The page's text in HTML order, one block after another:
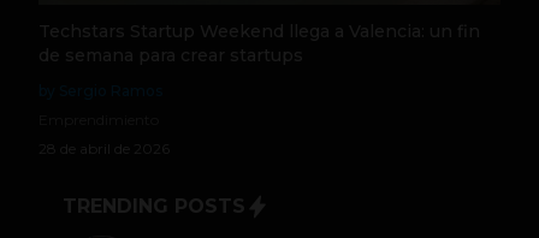
Techstars Startup Weekend llega a Valencia: un fin
de semana para crear startups
28 de abril de 2026
TRENDING POSTS